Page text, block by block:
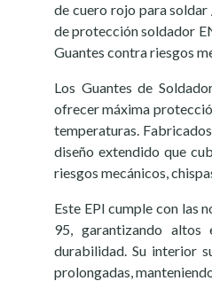
de cuero rojo para
de protección soldador
Guantes contra riesgos
Los Guantes de
ofrecer máxima
temperaturas.
diseño extendido que
riesgos mecánicos,
Este EPI cumple con las
95, garantizando altos
durabilidad. Su interior
prolongadas,